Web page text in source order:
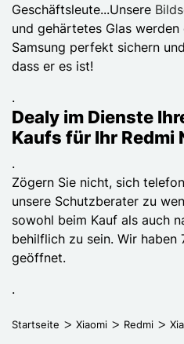
Geschäftsleute...Unsere
und gehärtetes Glas
Samsung perfekt sichern
dass er es ist!
.
Dealy im Dienste
Kaufs für Ihr Redmi
.
Zögern Sie nicht, sich
unsere Schutzberater zu
sowohl beim Kauf als auch
behilflich zu sein. Wir haben
geöffnet.
.
Startseite Xiaomi Redmi